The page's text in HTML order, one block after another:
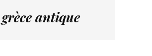
grèce antique